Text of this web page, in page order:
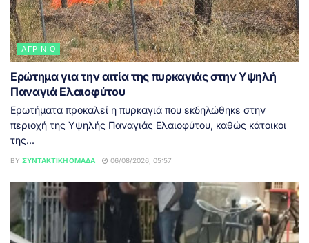
ΑΓΡΊΝΙΟ
Ερώτημα για την αιτία της πυρκαγιάς στην Υψηλή
Παναγιά Ελαιοφύτου
Ερωτήματα προκαλεί η πυρκαγιά που εκδηλώθηκε στην
περιοχή της Υψηλής Παναγιάς Ελαιοφύτου, καθώς κάτοικοι
της...
BY ΣΥΝΤΑΚΤΙΚΉ ΟΜΆΔΑ 06/08/2026, 05:57